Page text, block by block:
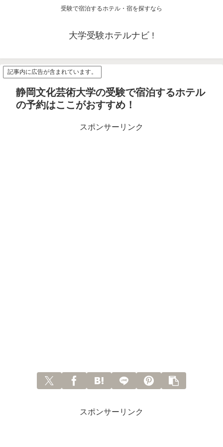
受験で宿泊するホテル・宿を探すなら
大学受験ホテルナビ !
記事内に広告が含まれています。
静岡文化芸術大学の受験で宿泊するホテル
の予約はここがおすすめ！
スポンサーリンク
スポンサーリンク